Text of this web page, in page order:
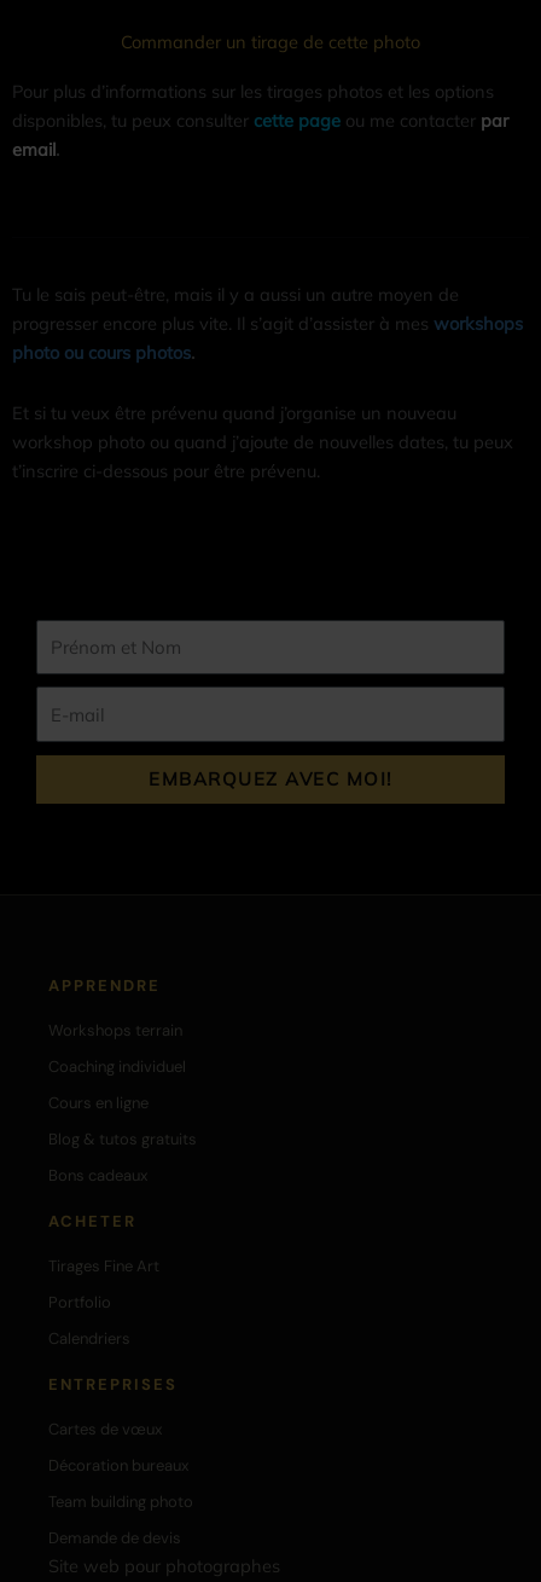
Commander un tirage de cette photo
Pour plus d’informations sur les tirages photos et les options
disponibles, tu peux consulter cette page ou me contacter par
email.
Tu le sais peut-être, mais il y a aussi un autre moyen de
progresser encore plus vite. Il s’agit d’assister à mes workshops
photo ou cours photos.
Et si tu veux être prévenu quand j’organise un nouveau
workshop photo ou quand j’ajoute de nouvelles dates, tu peux
t’inscrire ci-dessous pour être prévenu.
Nom
mail
EMBARQUEZ AVEC MOI!
APPRENDRE
Workshops terrain
Coaching individuel
Cours en ligne
Blog & tutos gratuits
Bons cadeaux
ACHETER
Tirages Fine Art
Portfolio
Calendriers
ENTREPRISES
Cartes de vœux
Décoration bureaux
Team building photo
Demande de devis
Site web pour photographes